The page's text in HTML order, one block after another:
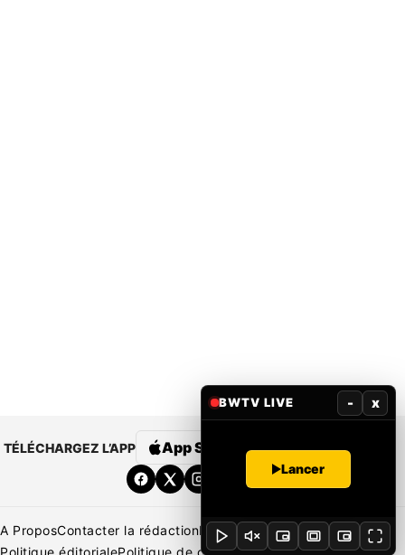
TÉLÉCHARGEZ L’APP App Store Google Play
A ProposContacter la rédactionRédaction
Mentions légales
BWTV LIVE - x
Lancer